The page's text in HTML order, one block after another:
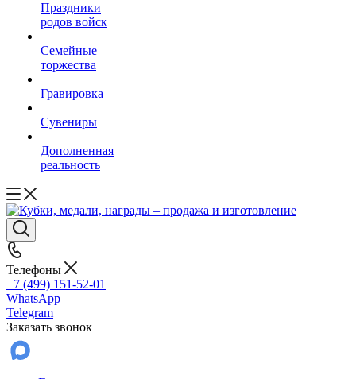
Праздники
родов войск
Семейные
торжества
Гравировка
Сувениры
Дополненная
реальность
Телефоны
+7 (499) 151-52-01
WhatsApp
Telegram
Заказать звонок